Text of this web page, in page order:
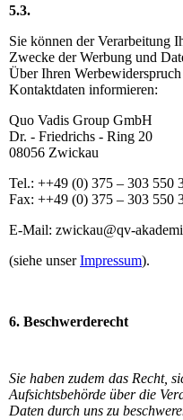
5.3.
Sie können der Verarbeitung
Zwecke der Werbung und
Über Ihren
Kontaktdaten informieren:
Quo Vadis Group GmbH
Dr. - Friedrichs - Ring 20
08056 Zwickau
Tel.: ++49 (0) 375 – 303 550
Fax: ++49 (0) 375 – 303 550
E-Mail: zwickau@qv-
(siehe unserImpressum).
6. Beschwerderecht
Sie haben zudem das Recht,
Aufsichtsbehörde über die
Daten durch uns zu